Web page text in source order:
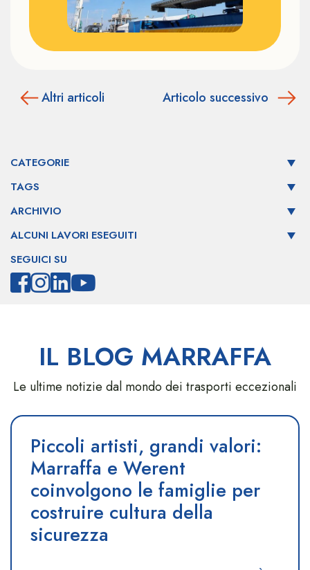
Altri articoli Articolo successivo
CATEGORIE
TAGS
ARCHIVIO
ALCUNI LAVORI ESEGUITI
SEGUICI SU
IL BLOG MARRAFFA
Le ultime notizie dal mondo dei trasporti eccezionali
Piccoli artisti, grandi valori:
Marraffa e Werent
coinvolgono le famiglie per
costruire cultura della
sicurezza